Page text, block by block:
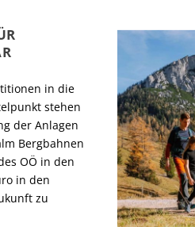
in die
stehen
der Anlagen
Bergbahnen
OÖ in den
in den
zu